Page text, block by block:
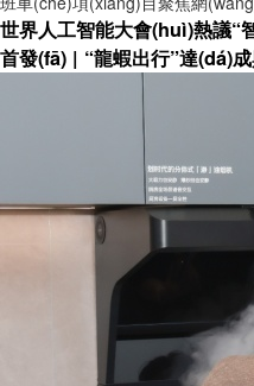
世界人工智能大會(huì)熱議
首發(fā) | “龍蝦出行”達